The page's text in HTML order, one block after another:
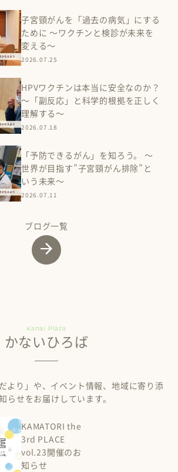
子宮頸がんを「過去の病気」にする
ために 〜ワクチンと検診が未来を
変える〜
2026.07.25
HPVワクチンは本当に安全なのか？
〜「副反応」と科学的根拠を正しく
理解する〜
2026.07.18
「予防できるがん」を知ろう。 ～
世界が目指す”子宮頸がん排除”と
いう未来～
2026.07.11
ブログ一覧
Kanai Plaza
かないひろば
より」や、イベント情報、地域に寄り添
らせをお届けしています。
KAMATORI the
3rd PLACE
vol.23開催のお
知らせ